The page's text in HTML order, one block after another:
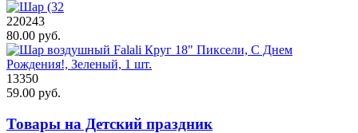
220243
80.00 руб.
13350
59.00 руб.
Товары на Детский праздник